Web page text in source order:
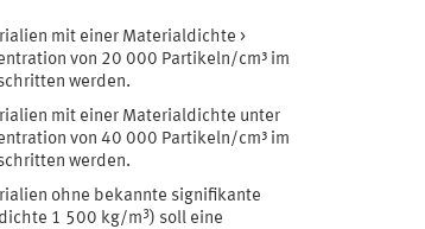
mit einer Materialdichte >
von 20 000 Partikeln/cm³ im
werden.
mit einer Materialdichte unter
von 40 000 Partikeln/cm³ im
werden.
ohne bekannte signifikante
1 500 kg/m3) soll eine